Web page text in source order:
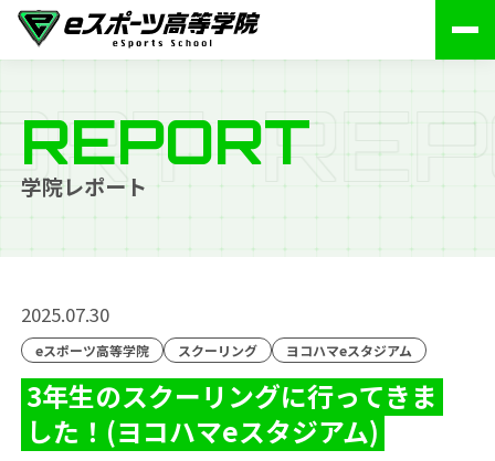
RT R E P
REPORT
学院レポート
2025.07.30
eスポーツ高等学院 スクーリング ヨコハマeスタジアム
3年生のスクーリングに行ってきま
した！(ヨコハマeスタジアム)